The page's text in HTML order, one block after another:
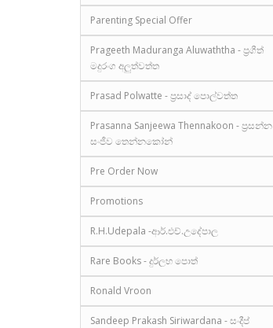
Parenting Special Offer
Prageeth Maduranga Aluwaththa - ප්‍රගීත්
මදුරංග අලුත්වත්ත
Prasad Polwatte - ප්‍රසාද් පොල්වත්ත
Prasanna Sanjeewa Thennakoon - ප්‍රසන්න
සංජීව තෙන්නකෝන්
Pre Order Now
Promotions
R.H.Udepala -ආර්.එච්.උදේපාල
Rare Books - දුර්ලභ පොත්
Ronald Vroon
Sandeep Prakash Siriwardana - සංදීප්